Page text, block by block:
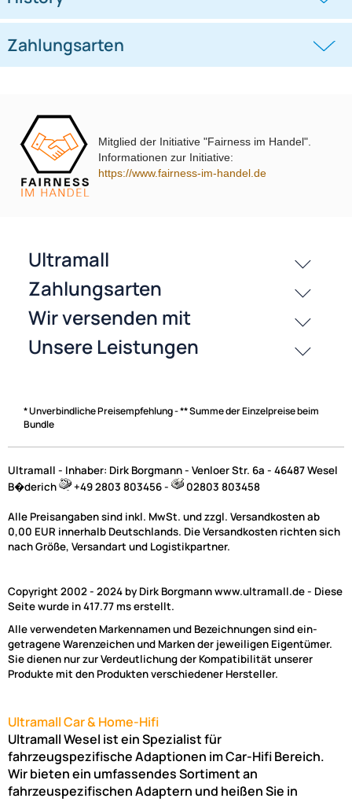
UVP 40,98 € *36,45 € UVP 50,98 € *45,95 €
passende Produkte
History
Zahlungsarten
Mitglied der Initiative "Fairness im Handel".
Informationen zur Initiative:
https://www.fairness-im-handel.de
* Unverbindliche Preisempfehlung - ** Summe der Einzelpreise beim
Bundle
Ultramall - Inhaber: Dirk Borgmann - Venloer Str. 6a - 46487 Wesel
B�derich
+49 2803 803456 - 02803 803458
Alle Preisangaben sind inkl. MwSt. und zzgl. Versandkosten ab
0,00 EUR innerhalb Deutschlands. Die Versandkosten richten sich
nach Größe, Versandart und Logistikpartner.
Copyright 2002 - 2024 by Dirk Borgmann www.ultramall.de - Diese
Seite wurde in 417.77 ms erstellt.
Alle verwendeten Markennamen und Bezeichnungen sind ein-
getragene Warenzeichen und Marken der jeweiligen Eigentümer.
Sie dienen nur zur Verdeutlichung der Kompatibilität unserer
Produkte mit den Produkten verschiedener Hersteller.
Ultramall Car & Home-Hifi
Ultramall Wesel ist ein Spezialist für
fahrzeugspezifische Adaptionen im Car-Hifi Bereich.
Wir bieten ein umfassendes Sortiment an
fahrzeuspezifischen Adaptern und heißen Sie in